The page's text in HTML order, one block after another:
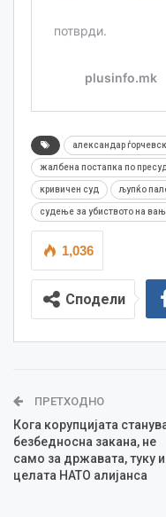
александар
жалбена постапка по
кривичен суд љупќо
судење за убиството на
1,036
Сподели
ПРЕТХОДНО
Кога корупцијата
безбедносна закана, не
само за државата, туку и
целата НАТО алијанса